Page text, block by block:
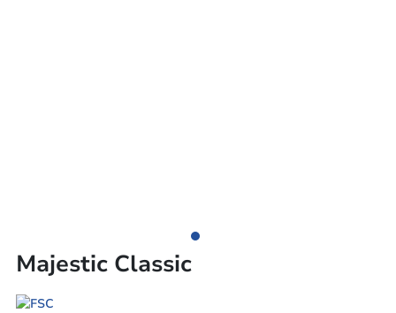
Majestic Classic